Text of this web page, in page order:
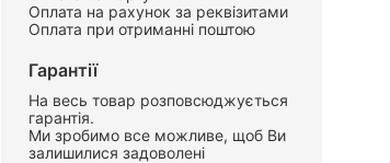
Оплата на рахунок за реквізитами
Оплата при отриманні поштою
Гарантії
На весь товар розповсюджується
гарантія.
Ми зробимо все можливе, щоб Ви
залишилися задоволені